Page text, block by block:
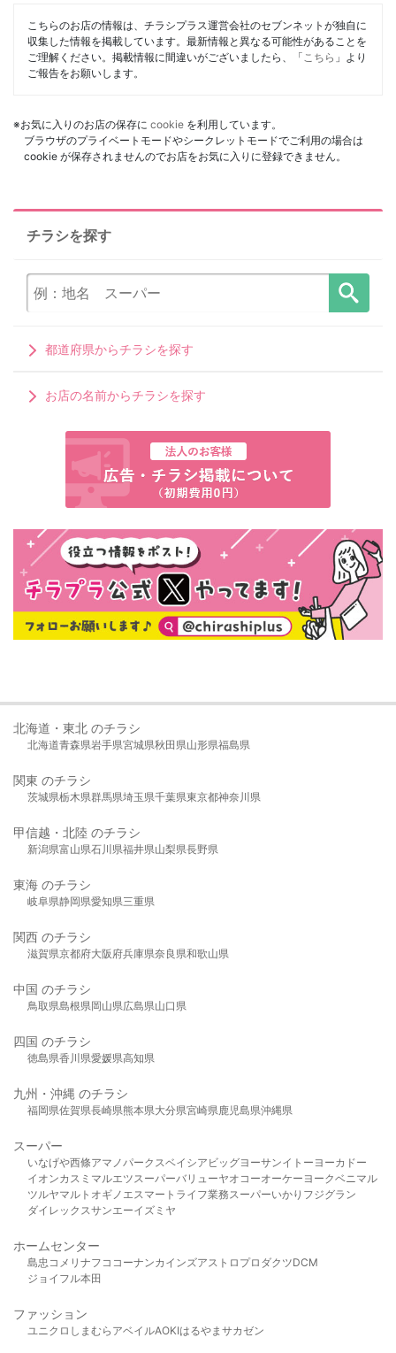
こちらのお店の情報は、チラシプラス運営会社のセブンネットが独自に
収集した情報を掲載しています。最新情報と異なる可能性があることを
ご理解ください。掲載情報に間違いがございましたら、「 こちら 」より
ご報告をお願いします。
※お気に入りのお店の保存に cookie を利用しています。
ブラウザのプライベートモードやシークレットモードでご利用の場合は
cookie が保存されませんのでお店をお気に入りに登録できません。
チラシを探す
都道府県からチラシを探す
お店の名前からチラシを探す
北海道・東北 のチラシ
北海道青森県岩手県宮城県秋田県山形県福島県
関東 のチラシ
茨城県栃木県群馬県埼玉県千葉県東京都神奈川県
甲信越・北陸 のチラシ
新潟県富山県石川県福井県山梨県長野県
東海 のチラシ
岐阜県静岡県愛知県三重県
関西 のチラシ
滋賀県京都府大阪府兵庫県奈良県和歌山県
中国 のチラシ
鳥取県島根県岡山県広島県山口県
四国 のチラシ
徳島県香川県愛媛県高知県
九州・沖縄 のチラシ
福岡県佐賀県長崎県熊本県大分県宮崎県鹿児島県沖縄県
スーパー
いなげや西條アマノパークスベイシア ビッグヨーサンイトーヨーカドー
イオンカスミ マルエツスーパーバリューヤオコーオーケー ヨークベニマル
ツルヤマルト オギノ エスマート ライフ業務スーパーいかり フジグラン
ダイレックスサンエーイズミヤ
ホームセンター
島忠 コメリ ナフコ コーナンカインズアストロプロダクツDCM
ジョイフル本田
ファッション
ユニクロ しまむら アベイルAOKIはるやま サカゼン